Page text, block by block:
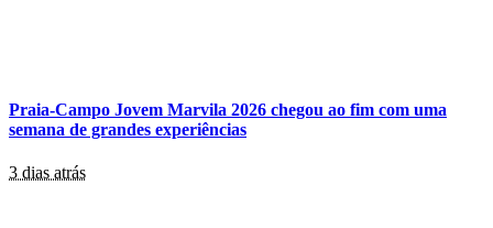
Praia-Campo Jovem Marvila 2026 chegou ao fim com uma
semana de grandes experiências
3 dias atrás